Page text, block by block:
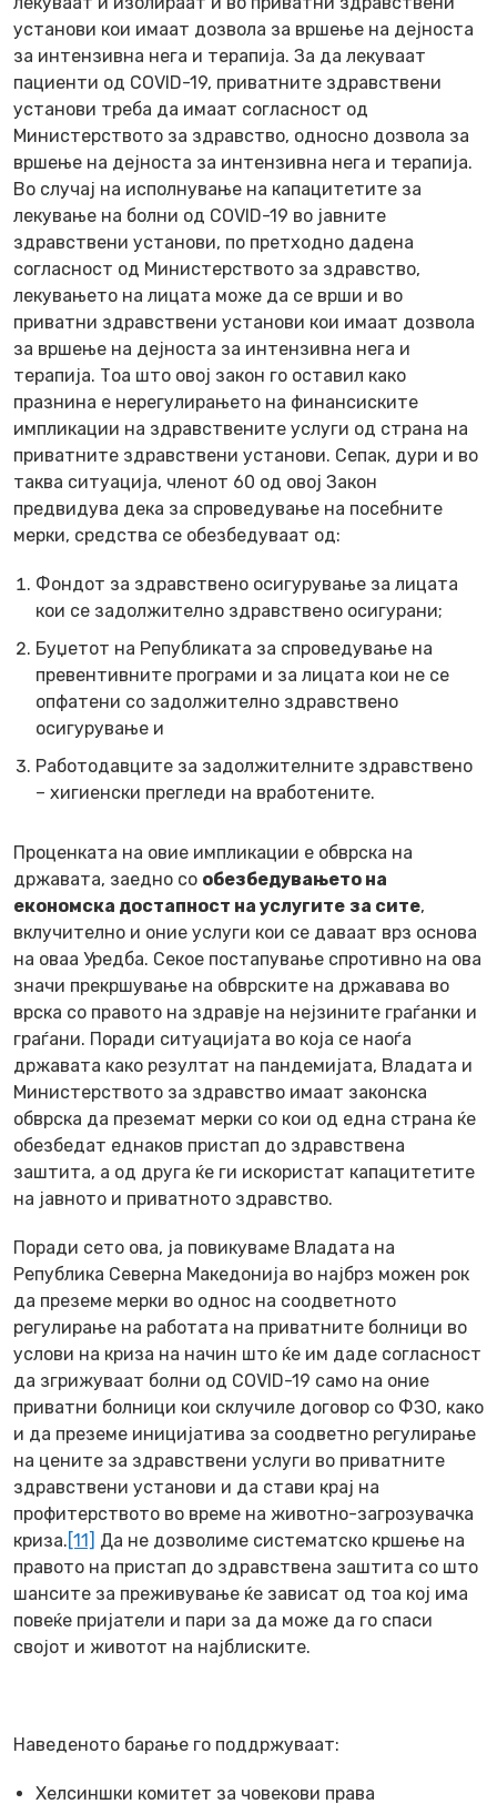
установи кои имаат дозвола за вршење на дејноста
за интензивна нега и терапија. За да лекуваат
пациенти од COVID-19, приватните здравствени
установи треба да имаат согласност од
Министерството за здравство, односно дозвола за
вршење на дејноста за интензивна нега и терапија.
Во случај на исполнување на капацитетите за
лекување на болни од COVID-19 во јавните
здравствени установи, по претходно дадена
согласност од Министерството за здравство,
лекувањето на лицата може да се врши и во
приватни здравствени установи кои имаат дозвола
за вршење на дејноста за интензивна нега и
терапија. Тоа што овој закон го оставил како
празнина е нерегулирањето на финансиските
импликации на здравствените услуги од страна на
приватните здравствени установи. Сепак, дури и во
таква ситуација, членот 60 од овој Закон
предвидува дека за спроведување на посебните
мерки, средства се обезбедуваат од:
Фондот за здравствено осигурување за лицата
кои се задолжително здравствено осигурани;
Буџетот на Републиката за спроведување на
превентивните програми и за лицата кои не се
опфатени со задолжително здравствено
осигурување и
Работодавците за задолжителните здравствено
– хигиенски прегледи на вработените.
Проценката на овие импликации е обврска на
државата, заедно со обезбедувањето на
економска достапност на услугите за сите,
вклучително и оние услуги кои се даваат врз основа
на оваа Уредба. Секое постапување спротивно на ова
значи прекршување на обврските на државава во
врска со правото на здравје на нејзините граѓанки и
граѓани. Поради ситуацијата во која се наоѓа
државата како резултат на пандемијата, Владата и
Министерството за здравство имаат законска
обврска да преземат мерки со кои од една страна ќе
обезбедат еднаков пристап до здравствена
заштита, а од друга ќе ги искористат капацитетите
на јавното и приватното здравство.
Поради сето ова, ја повикуваме Владата на
Република Северна Македонија во најбрз можен рок
да преземе мерки во однос на соодветното
регулирање на работата на приватните болници во
услови на криза на начин што ќе им даде согласност
да згрижуваат болни од COVID-19 само на оние
приватни болници кои склучиле договор со ФЗО, како
и да преземе иницијатива за соодветно регулирање
на цените за здравствени услуги во приватните
здравствени установи и да стави крај на
профитерството во време на животно-загрозувачка
криза.[11] Да не дозволиме систематско кршење на
правото на пристап до здравствена заштита со што
шансите за преживување ќе зависат од тоа кој има
повеќе пријатели и пари за да може да го спаси
својот и животот на најблиските.
Наведеното барање го поддржуваат:
Хелсиншки комитет за човекови права